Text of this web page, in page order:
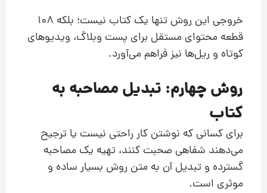
خروجی این روش تنها یک کتاب نیست؛ بلکه ۱۰۸
قطعه محتوای مستقل برای پست وبلاگ، ویدیوهای
کوتاه و ریل‌ها نیز فراهم می‌آورد.
روش چهارم: تبدیل مصاحبه به
کتاب
برای کسانی که نوشتن کار راحتی نیست یا ترجیح
می‌دهند شفاهی صحبت کنند، تهیه یک مصاحبه
گسترده و تبدیل آن به متن روش بسیار ساده و
موثری است.